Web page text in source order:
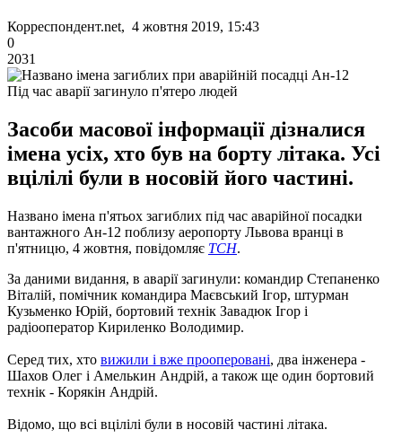
Корреспондент.net, 4 жовтня 2019, 15:43
0
2031
Під час аварії загинуло п'ятеро людей
Засоби масової інформації дізналися
імена усіх, хто був на борту літака. Усі
вцілілі були в носовій його частині.
Названо імена п'ятьох загиблих під час аварійної посадки
вантажного Ан-12 поблизу аеропорту Львова вранці в
п'ятницю, 4 жовтня, повідомляє ТСН.
За даними видання, в аварії загинули: командир Степаненко
Віталій, помічник командира Маєвський Ігор, штурман
Кузьменко Юрій, бортовий технік Завадюк Ігор і
радіооператор Кириленко Володимир.
Серед тих, хто вижили і вже прооперовані, два інженера -
Шахов Олег і Амелькин Андрій, а також ще один бортовий
технік - Корякін Андрій.
Відомо, що всі вцілілі були в носовій частині літака.